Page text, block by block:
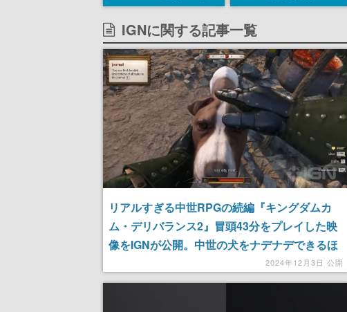
のウィッシュリストをも
とにチェコ語に対応し
SNSで話題に。『キング
ダム・カム』開発元やチ
ェコのプロ野球選手から
称賛の声
から批判意見。違法薬物
の使用と思しき描写も含
めて、BPOが議論を交わ
す
IGNに関する記事一覧
リアルすぎる中世RPGの続編『キングダムカ
ム・デリバランス2』冒頭43分をプレイした映
像をIGNが公開。中世の犬をナデナデできるほ
か、訓練、攻城戦、サイコロゲームなどが見ら
れる
2024年12月3日 公開